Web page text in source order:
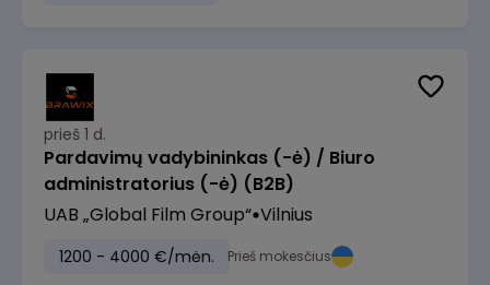
prieš 1 d.
Pardavimų vadybininkas (-ė) / Biuro
administratorius (-ė) (B2B)
UAB „Global Film Group“ Vilnius
1200 - 4000 €/mėn. Prieš mokesčius